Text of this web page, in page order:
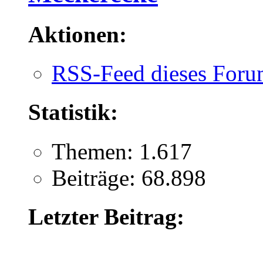
Aktionen:
RSS-Feed dieses
Statistik:
Themen: 1.617
Beiträge: 68.898
Letzter Beitrag: